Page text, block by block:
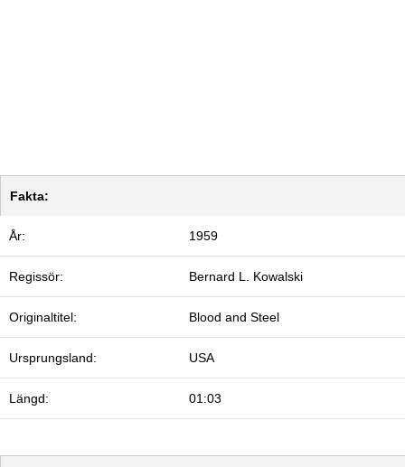
Fakta:
År: 1959
Regissör: Bernard L. Kowalski
Originaltitel: Blood and Steel
Ursprungsland: USA
Längd: 01:03